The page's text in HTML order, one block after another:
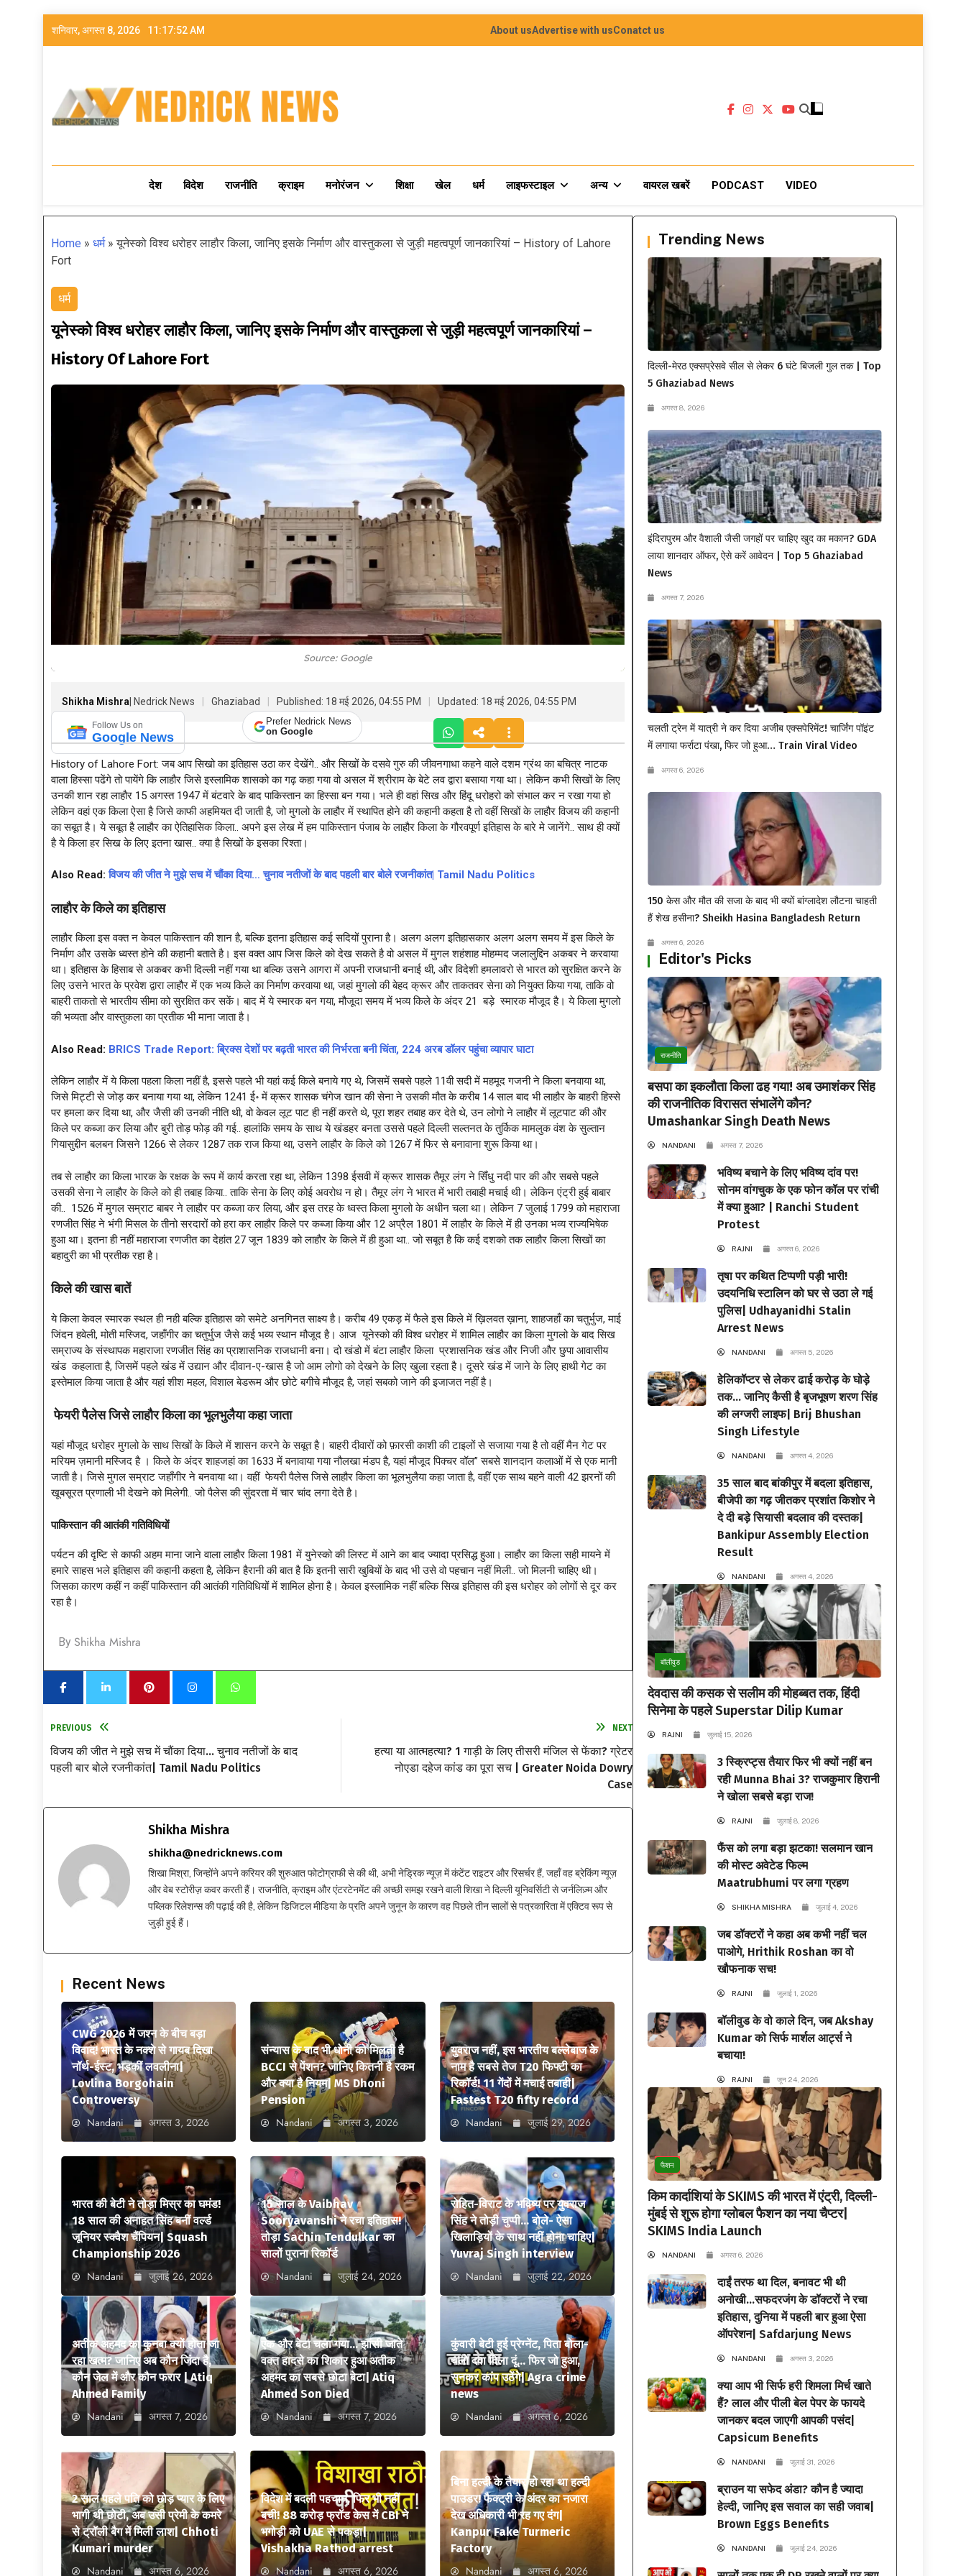
शनिवार, अगस्त 8, 2026 11:17:53 AM About usAdvertise with usConatct us
NEDRICK NEWS
देश विदेश राजनीति क्राइम मनोरंजन शिक्षा खेल धर्म लाइफस्टाइल अन्य वायरल खबरें PODCAST VIDEO
Home » धर्म»यूनेस्को विश्व धरोहर लाहौर किला, जानिए इसके निर्माण और वास्तुकला से जुड़ी महत्वपूर्ण जानकारियां – History of Lahore
Fort
धर्म
यूनेस्को विश्व धरोहर लाहौर किला, जानिए इसके निर्माण और वास्तुकला से जुड़ी महत्वपूर्ण जानकारियां –
History Of Lahore Fort
Source: Google
Shikha Mishra | Nedrick News Ghaziabad Published: 18 मई 2026, 04:55 PM Updated: 18 मई 2026, 04:55 PM
Follow Us on
Google News
Prefer Nedrick News
on Google
History of Lahore Fort: जब आप सिखो का इतिहास उठा कर देखेंगे.. और सिखों के दसवे गुरु की जीवनगाधा कहने वाले दशम ग्रंथ का बचित्र नाटक
वाला हिस्सा पढेंगे तो पायेंगे कि लाहौर जिसे इस्लामिक शासको का गढ़ कहा गया वो असल में श्रीराम के बेटे लव द्वारा बसाया गया था। लेकिन कभी सिखों के लिए
उनकी शान रहा लाहौर 15 अगस्त 1947 में बंटवारे के बाद पाकिस्तान का हिस्सा बन गया। भले ही वहां सिख और हिंदू धरोहरो को संभाल कर न रखा गया हो
लेकिन वहां एक किला ऐसा है जिसे काफी अहमियत दी जाती है, जो मुगलो के लाहौर में स्थापित होने की कहानी कहता है तो वहीं सिखों के लाहौर विजय की कहानी
का सबूत है। ये सबूत है लाहौर का ऐतिहासिक किला.. अपने इस लेख में हम पाकिस्तान पंजाब के लाहौर किला के गौरवपूर्ण इतिहास के बारे मे जानेंगे.. साथ ही क्यों
है ये किला हर सिख के लिए इतना खास.. क्या है सिखों के इसका रिश्ता।
Also Read:विजय की जीत ने मुझे सच में चौंका दिया… चुनाव नतीजों के बाद पहली बार बोले रजनीकांत| Tamil Nadu Politics
लाहौर के किले का इतिहास
लाहौर किला इस वक्त न केवल पाकिस्तान की शान है, बल्कि इतना इतिहास कई सदियों पुराना है। अलग अलग इतिहासकार अलग अलग समय में इस किले के
निर्माण और उसके ध्वस्त होने की कहानी बताते है। इस वक्त आप जिस किले को देख सकते है वो असल में मुगल शहंशाह मोहम्मद जलालुद्दिन अकबर ने करवाया
था। इतिहास के हिसाब से अकबर कभी दिल्ली नहीं गया था बल्कि उसने आगरा में अपनी राजधानी बनाई थी, और विदेशी हमलावरो से भारत को सुरक्षित करने के
लिए उसने भारत के प्रवेश द्वारा लाहौर में एक भव्य किले का निर्माण करवाया था, जहां मुगलो की बेहद क्रूर और ताकतवर सेना को नियुक्त किया गया, ताकि वो
बाहरी ताकतो से भारतीय सीमा को सुरक्षित कर सकें। बाद में ये स्मारक बन गया, मौजूदा समय में भव्य किले के अंदर 21 बड़े स्मारक मौजूद है। ये किला मुगलो
की भव्यता और वास्तुकला का प्रतीक भी माना जाता है।
Also Read: BRICS Trade Report: ब्रिक्स देशों पर बढ़ती भारत की निर्भरता बनी चिंता, 224 अरब डॉलर पहुंचा व्यापार घाटा
लेकिन लाहौर में ये किला पहला किला नहीं है, इससे पहले भी यहां कई किले बनाये गए थे, जिसमें सबसे पहले 11वी सदी में महमूद गजनी ने किला बनवाया था,
जिसे मिट्टी से जोड़ कर बनाया गया था, लेकिन 1241 ई॰ में क्रूर शासक चंगेज खान की सेना ने उसकी मौत के करीब 14 साल बाद भी लाहौर के बाहरी हिस्से
पर हमला कर दिया था, और जैसी की उनकी नीति थी, वो केवल लूट पाट ही नहीं करते थे, पूरा शहर तबाह कर देते थे, उन लोगो ने लाहौर में लूटपाट की और
किले पर कब्जा कर लिया और बुरी तोड़ फोड़ की गई.. हालांकि समय के साथ ये खंडहर बनता उससे पहले दिल्ली सल्तनत के तुर्किक मामलुक वंश के सुल्तान
गियासुद्दीन बलबन जिसने 1266 से लेकर 1287 तक राज किया था, उसने लाहौर के किले को 1267 में फिर से बनावाना शुरू किया था।
तब से लाहौर का किला भारक के रक्षक के रूप में कार्य करता रहा था, लेकिन 1398 ईसवी में क्रूर शासक तैमूर लंग ने सिँधु नदी पार की और सबसे पहले
उसकी सेना ने लाहौर के किले को ही तबाह किया.. ताकि सेना के लिए कोई अवरोध न हो। तैमूर लंग ने भारत में भारी तबाही मचाई थी। लेकिन एंट्री हुई बाबार
की.. 1526 में मुगल सम्राट बाबर ने लाहौर पर कब्जा कर लिया, और इस तरह के ध्वस्त किला मुगलो के अधीन चला था। लेकिन 7 जुलाई 1799 को महाराजा
रणजीत सिंह ने भंगी मिसल के तीनो सरदारों को हरा कर लाहौर किले पर कब्जा किया और 12 अप्रैल 1801 में लाहौर के किले में ही उनका भव्य राज्यभिषेक
हुआ था। इतना ही नहीं महाराजा रणजीत का देहांत 27 जून 1839 को लाहौर के किले में ही हुआ था.. जो सबूत है कि कई दशको तक लाहौर किला सिखों का
बहादुरी का भी प्रतीक रहा है।
किले की खास बातें
ये किला केवल स्मारक स्थल ही नही बल्कि इतिहास को समेटे अनगिनत साक्ष्य है। करीब 49 एकड़ में फैले इस किले में ख़िलवत ख़ाना, शाहजहाँ का चतुर्भुज, माई
जिंदन हवेली, मोती मस्जिद, जहाँगीर का चतुर्भुज जैसे कई भव्य स्थान मौजूद है। आज यूनेस्को की विश्व धरोहर में शामिल लाहौर का किला मुगलो के बाद सिख
सम्राज्य के संस्थापक महाराजा रणजीत सिंह का प्राशासनिक राजधानी बना। दो खंडो में बंटा लाहौर किला प्रशासनिक खंड और निजी और छुपा आवासीय
खंड कहलाता है, जिसमें पहले खंड में उद्यान और दीवान-ए-खास है जो आम लोगो को देखने के लिए खुला रहता है। दूसरे खंड में जाने के लिए हाथी गेट का
इस्तेमाल किया जाता है और यहां शीश महल, विशाल बेडरूम और छोटे बगीचे मौजूद है, जहां सबको जाने की इजाजत नहीं है।
फेयरी पैलेस जिसे लाहौर किला का भूलभुलैया कहा जाता
यहां मौजूद धरोहर मुगलो के साथ सिखों के किले में शासन करने के सबूत है। बाहरी दीवारों को फ़ारसी काशी की टाइलों से सजाया गया है तो वहीं मैन गेट पर
मरियम ज़मानी मस्जिद है । किले के अंदर शाहजहां का 1633 में बनावाया गया नौलखा मंडप है, यहां मौजूद पिक्चर वॉल” सबसे शानदान कलाओं में से एक मानी
जाती है। जिसे मुगल सम्राट जहाँगीर ने बनवाया था। वहीं फेयरी पैलेस जिसे लाहौर किला का भूलभुलैया कहा जाता है, वहीं एक साथ बहने वाली 42 झरनों की
खूबसूरत प्रणाली भी देखने को मिलेगी.. जो पैलेस की सुंदरता में चार चांद लगा देते है।
पाकिस्तान की आतंकी गतिविधियों
पर्यटन की दृष्टि से काफी अहम माना जाने वाला लाहौर किला 1981 में युनेस्को की लिस्ट में आने का बाद ज्यादा प्रसिद्ध हुआ। लाहौर का किला सही मायने में
हमारे साहस भले इतिहास की कहानी कहता है, लेकिन हैरानी की बात है कि इतनी सारी खुबियों के बाद भी उसे वो पहचान नहीं मिली.. जो मिलनी चाहिए थी।
जिसका कारण कहीं न कहीं पाकिस्तान की आतंकी गतिविधियों में शामिल होना है। केवल इस्लामिक नहीं बल्कि सिख इतिहास की इस धरोहर को लोगों से दूर कर
रहा है।
By Shikha Mishra
PREVIOUS
विजय की जीत ने मुझे सच में चौंका दिया… चुनाव नतीजों के बाद
पहली बार बोले रजनीकांत| Tamil Nadu Politics
NEXT
हत्या या आत्महत्या? 1 गाड़ी के लिए तीसरी मंजिल से फेंका? ग्रेटर
नोएडा दहेज कांड का पूरा सच | Greater Noida Dowry
Case
Shikha Mishra
shikha@nedricknews.com
शिखा मिश्रा, जिन्होंने अपने करियर की शुरुआत फोटोग्राफी से की थी, अभी नेड्रिक न्यूज़ में कंटेंट राइटर और रिसर्चर हैं, जहाँ वह ब्रेकिंग न्यूज़
और वेब स्टोरीज़ कवर करती हैं। राजनीति, क्राइम और एंटरटेनमेंट की अच्छी समझ रखने वाली शिखा ने दिल्ली यूनिवर्सिटी से जर्नलिज़्म और
पब्लिक रिलेशन्स की पढ़ाई की है, लेकिन डिजिटल मीडिया के प्रति अपने जुनून के कारण वह पिछले तीन सालों से पत्रकारिता में एक्टिव रूप से
जुड़ी हुई हैं।
Recent News
CWG 2026 में जश्न के बीच बड़ा
विवाद! भारत के नक्शे से गायब दिखा
नॉर्थ-ईस्ट, भड़कीं लवलीना|
Lovlina Borgohain
Controversy
Nandani अगस्त 3, 2026
संन्यास के बाद भी धोनी को मिलती है
BCCI से पेंशन? जानिए कितनी है रकम
और क्या है नियम| MS Dhoni
Pension
Nandani अगस्त 3, 2026
युवराज नहीं, इस भारतीय बल्लेबाज के
नाम है सबसे तेज T20 फिफ्टी का
रिकॉर्ड! 11 गेंदों में मचाई तबाही|
Fastest T20 fifty record
Nandani जुलाई 29, 2026
भारत की बेटी ने तोड़ा मिस्र का घमंड!
18 साल की अनाहत सिंह बनीं वर्ल्ड
जूनियर स्क्वैश चैंपियन| Squash
Championship 2026
Nandani जुलाई 26, 2026
15 साल के Vaibhav
Sooryavanshi ने रचा इतिहास!
तोड़ा Sachin Tendulkar का
सालों पुराना रिकॉर्ड
Nandani जुलाई 24, 2026
रोहित-विराट के भविष्य पर युवराज
सिंह ने तोड़ी चुप्पी… बोले- ऐसा
खिलाड़ियों के साथ नहीं होना चाहिए|
Yuvraj Singh interview
Nandani जुलाई 22, 2026
अतीक अहमद का कुनबा क्यों होता जा
रहा खत्म? जानिए अब कौन जिंदा है,
कौन जेल में और कौन फरार | Atiq
Ahmed Family
Nandani अगस्त 7, 2026
एक और बेटा चला गया… झांसी जाते
वक्त हादसे का शिकार हुआ अतीक
अहमद का सबसे छोटा बेटा| Atiq
Ahmed Son Died
Nandani अगस्त 7, 2026
कुंवारी बेटी हुई प्रेग्नेंट, पिता बोला-
चलो दवा दिला दूं… फिर जो हुआ,
सुनकर कांप उठेंगे| Agra crime
news
Nandani अगस्त 6, 2026
2 साल पहले पति को छोड़ प्यार के लिए
भागी थी छोटी, अब उसी प्रेमी के कमरे
से ट्रॉली बैग में मिली लाश| Chhoti
Kumari murder
Nandani अगस्त 6, 2026
विदेश में बदली पहचान, फिर भी नहीं
बची! 88 करोड़ फ्रॉड केस में CBI ने
भगोड़ी को UAE से पकड़ा|
Vishakha Rathod arrest
Nandani अगस्त 6, 2026
बिना हल्दी के तैयार हो रहा था हल्दी
पाउडर! फैक्ट्री के अंदर का नजारा
देख अधिकारी भी रह गए दंग|
Kanpur Fake Turmeric
Factory
Nandani अगस्त 6, 2026
Trending News
दिल्ली-मेरठ एक्सप्रेसवे सील से लेकर 6 घंटे बिजली गुल तक | Top
5 Ghaziabad News
अगस्त 8, 2026
इंदिरापुरम और वैशाली जैसी जगहों पर चाहिए खुद का मकान? GDA
लाया शानदार ऑफर, ऐसे करें आवेदन | Top 5 Ghaziabad
News
अगस्त 7, 2026
चलती ट्रेन में यात्री ने कर दिया अजीब एक्सपेरिमेंट! चार्जिंग पॉइंट
में लगाया फर्राटा पंखा, फिर जो हुआ… Train Viral Video
अगस्त 6, 2026
150 केस और मौत की सजा के बाद भी क्यों बांग्लादेश लौटना चाहती
हैं शेख हसीना? Sheikh Hasina Bangladesh Return
अगस्त 6, 2026
Editor's Picks
राजनीति
बसपा का इकलौता किला ढह गया! अब उमाशंकर सिंह
की राजनीतिक विरासत संभालेंगे कौन?
Umashankar Singh Death News
NANDANI अगस्त 7, 2026
भविष्य बचाने के लिए भविष्य दांव पर!
सोनम वांगचुक के एक फोन कॉल पर रांची
में क्या हुआ? | Ranchi Student
Protest
RAJNI अगस्त 6, 2026
तृषा पर कथित टिप्पणी पड़ी भारी!
उदयनिधि स्टालिन को घर से उठा ले गई
पुलिस| Udhayanidhi Stalin
Arrest News
NANDANI अगस्त 5, 2026
हेलिकॉप्टर से लेकर ढाई करोड़ के घोड़े
तक… जानिए कैसी है बृजभूषण शरण सिंह
की लग्जरी लाइफ| Brij Bhushan
Singh Lifestyle
NANDANI अगस्त 4, 2026
35 साल बाद बांकीपुर में बदला इतिहास,
बीजेपी का गढ़ जीतकर प्रशांत किशोर ने
दे दी बड़े सियासी बदलाव की दस्तक|
Bankipur Assembly Election
Result
NANDANI अगस्त 4, 2026
बॉलीवुड
देवदास की कसक से सलीम की मोहब्बत तक, हिंदी
सिनेमा के पहले Superstar Dilip Kumar
RAJNI जुलाई 15, 2026
3 स्क्रिप्ट्स तैयार फिर भी क्यों नहीं बन
रही Munna Bhai 3? राजकुमार हिरानी
ने खोला सबसे बड़ा राज!
RAJNI जुलाई 8, 2026
फैंस को लगा बड़ा झटका! सलमान खान
की मोस्ट अवेटेड फिल्म
Maatrubhumi पर लगा ग्रहण
SHIKHA MISHRA जुलाई 4, 2026
जब डॉक्टरों ने कहा अब कभी नहीं चल
पाओगे, Hrithik Roshan का वो
खौफनाक सच!
RAJNI जुलाई 1, 2026
बॉलीवुड के वो काले दिन, जब Akshay
Kumar को सिर्फ मार्शल आर्ट्स ने
बचाया!
RAJNI जून 24, 2026
फैशन
किम कार्दाशियां के SKIMS की भारत में एंट्री, दिल्ली-
मुंबई से शुरू होगा ग्लोबल फैशन का नया चैप्टर|
SKIMS India Launch
NANDANI अगस्त 6, 2026
दाईं तरफ था दिल, बनावट भी थी
अनोखी…सफदरजंग के डॉक्टरों ने रचा
इतिहास, दुनिया में पहली बार हुआ ऐसा
ऑपरेशन| Safdarjung News
NANDANI अगस्त 3, 2026
क्या आप भी सिर्फ हरी शिमला मिर्च खाते
हैं? लाल और पीली बेल पेपर के फायदे
जानकर बदल जाएगी आपकी पसंद|
Capsicum Benefits
NANDANI जुलाई 31, 2026
ब्राउन या सफेद अंडा? कौन है ज्यादा
हेल्दी, जानिए इस सवाल का सही जवाब|
Brown Eggs Benefits
NANDANI जुलाई 24, 2026